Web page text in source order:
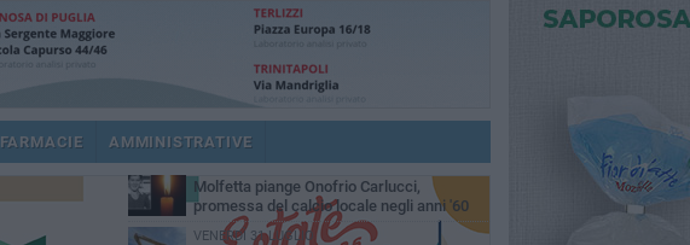
FARMACIE AMMINISTRATIVE
SABATO 1 AGOSTO
accompagnatori per gli scuolabus:
pubblicato il bando
Consiglio comunale, Siragusa replica ad
Amato: «Mai limitato il diritto di parola, ho
VENERDÌ 31 LUGLIO
Molfetta piange Onofrio Carlucci,
promessa del calcio locale negli anni '60
VENERDÌ 31 LUGLIO